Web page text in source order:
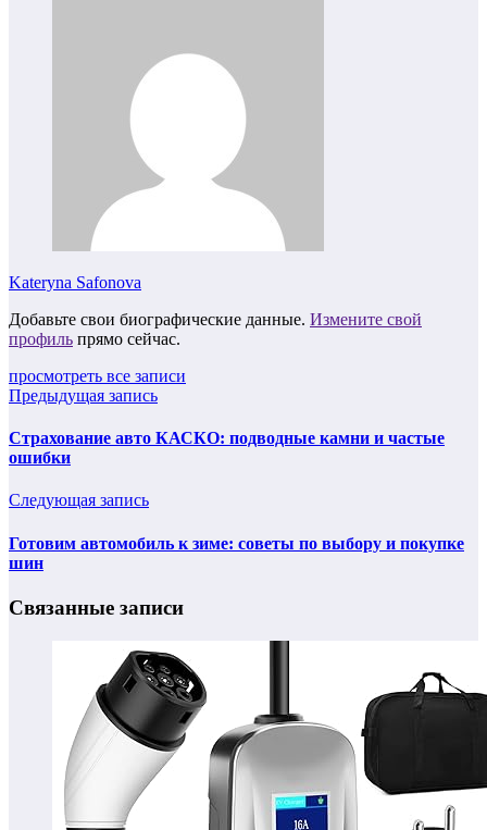
Kateryna Safonova
Добавьте свои биографические данные. Измените свой
профиль прямо сейчас.
просмотреть все записи
Предыдущая запись
Страхование авто КАСКО: подводные камни и частые
ошибки
Следующая запись
Готовим автомобиль к зиме: советы по выбору и покупке
шин
Связанные записи